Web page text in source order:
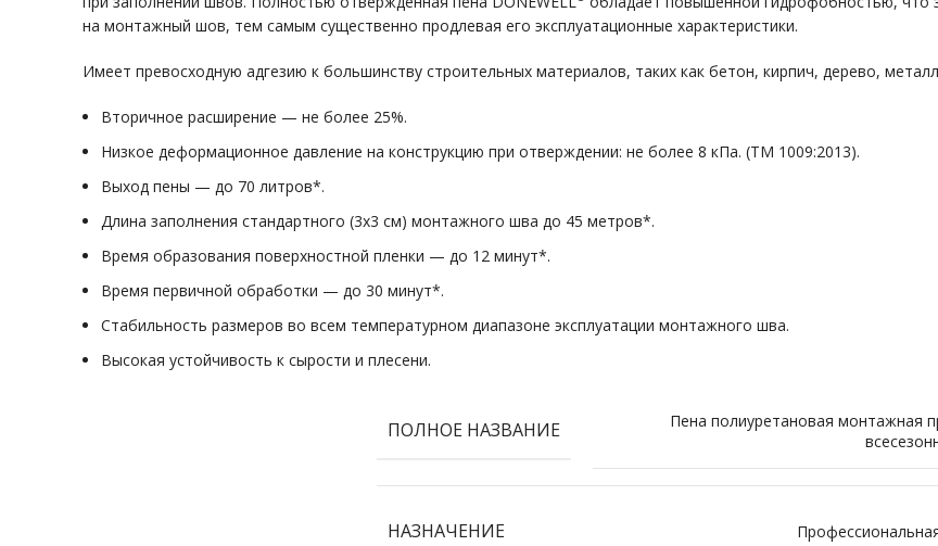
на монтажный шов, тем самым существенно продлевая его эксплуатационные характеристики.
Имеет превосходную адгезию к большинству строительных материалов, таких как бетон, кирпич, дерево,
Вторичное расширение — не более 25%.
Низкое деформационное давление на конструкцию при отверждении: не более 8 кПа. (TM 1009:2013).
Выход пены — до 70 литров*.
Длина заполнения стандартного (3х3 см) монтажного шва до 45 метров*.
Время образования поверхностной пленки — до 12 минут*.
Время первичной обработки — до 30 минут*.
Стабильность размеров во всем температурном диапазоне эксплуатации монтажного шва.
Высокая устойчивость к сырости и плесени.
ПОЛНОЕ НАЗВАНИЕ
Пена полиуретановая монтажная
НАЗНАЧЕНИЕ